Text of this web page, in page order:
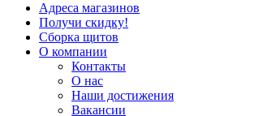
Адреса магазинов
Получи скидку!
Сборка щитов
О компании
Контакты
О нас
Наши достижения
Вакансии